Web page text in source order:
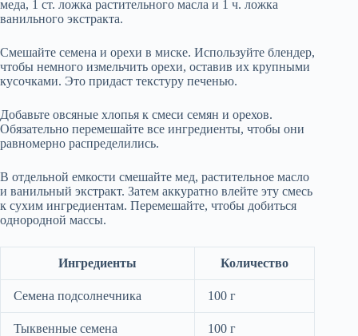
меда, 1 ст. ложка растительного масла и 1 ч. ложка
ванильного экстракта.
Смешайте семена и орехи в миске. Используйте блендер,
чтобы немного измельчить орехи, оставив их крупными
кусочками. Это придаст текстуру печенью.
Добавьте овсяные хлопья к смеси семян и орехов.
Обязательно перемешайте все ингредиенты, чтобы они
равномерно распределились.
В отдельной емкости смешайте мед, растительное масло
и ванильный экстракт. Затем аккуратно влейте эту смесь
к сухим ингредиентам. Перемешайте, чтобы добиться
однородной массы.
Ингредиенты Количество
Семена подсолнечника 100 г
Тыквенные семена 100 г